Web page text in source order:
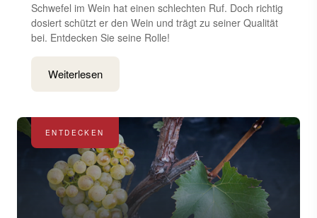
Schwefel im Wein hat einen schlechten Ruf. Doch richtig
dosiert schützt er den Wein und trägt zu seiner Qualität
bei. Entdecken Sie seine Rolle!
Weiterlesen
ENTDECKEN